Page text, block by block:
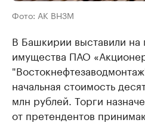
Фото: АК ВНЗМ
В Башкирии выставили на
имущества ПАО
начальная стоимость
млн рублей. Торги
от претендентов